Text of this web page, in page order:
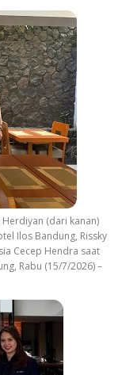
Herdiyan (dari kanan)
Ilos Bandung, Rissky
Cecep Hendra saat
Rabu (15/7/2026) –